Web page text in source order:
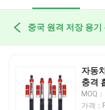
중국 원격 저장 용기
자동
충격
MOQ
가격